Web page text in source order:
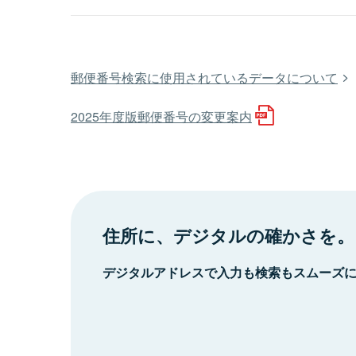
郵便番号検索に使用されているデータについて
2025年度版郵便番号の変更案内
住所に、デジタルの確かさを。
デジタルアドレスで入力も検索もスムーズ